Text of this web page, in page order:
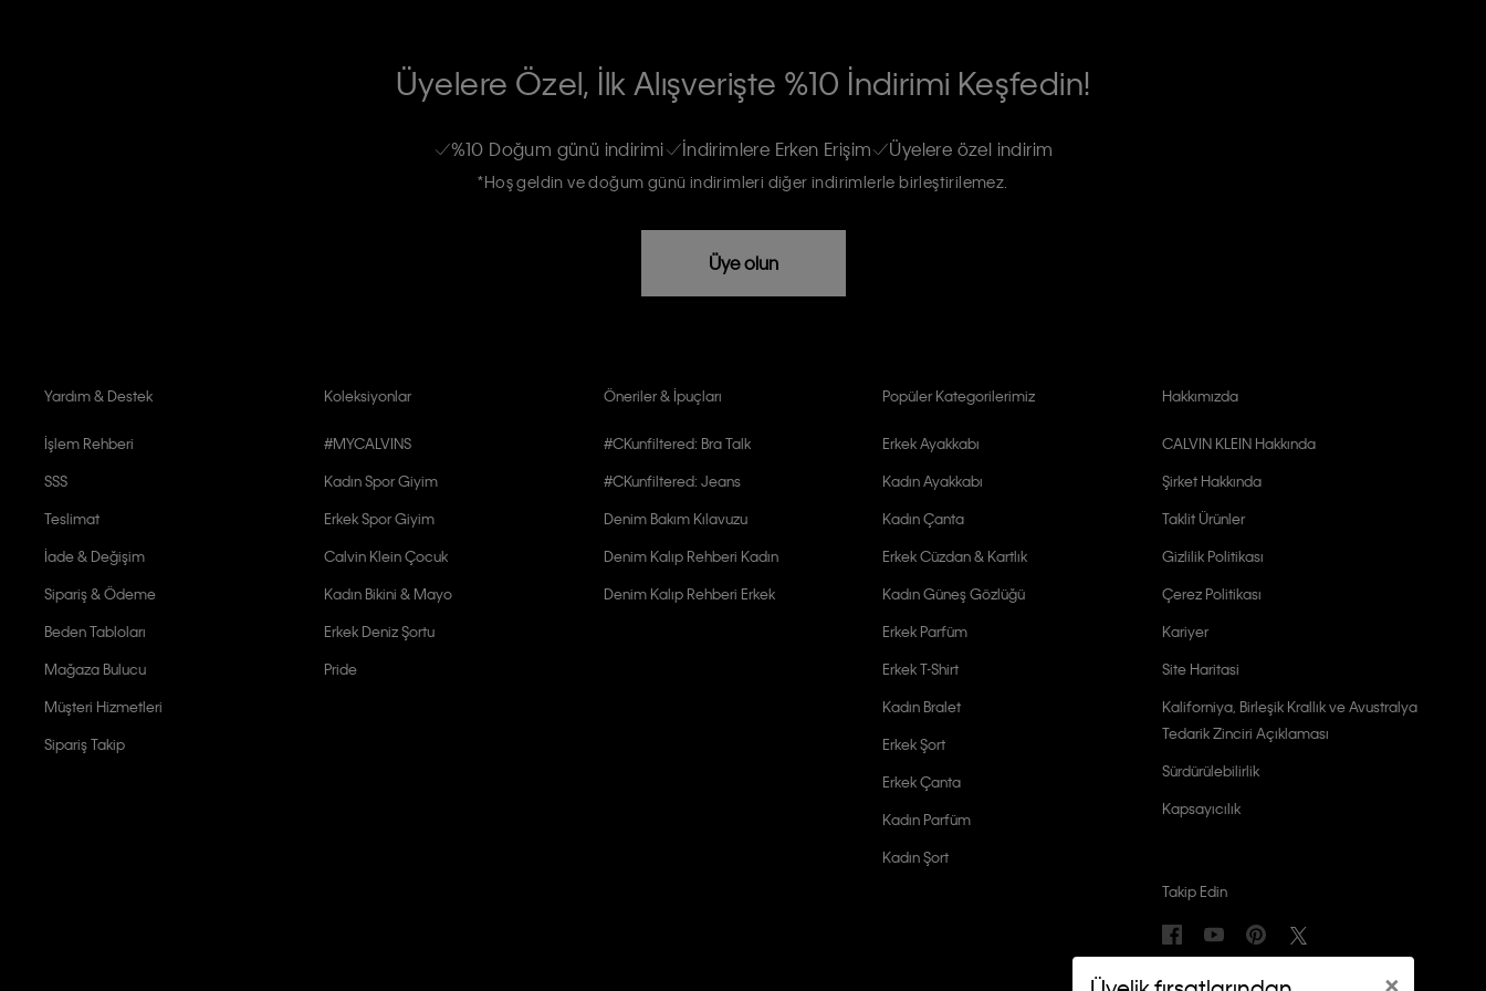
Calvin Klein e-bültenine abone olarak, kişisel verilerimin Calvin Klein tarafına gönderileceğinin ve güncel ürün,
Üyelere Özel, İlk Alışverişte %10 İndirimi Keşfedin!
%10 Doğum günü indirimi İndirimlere Erken Erişim Üyelere özel indirim
*Hoş geldin ve doğum günü indirimleri diğer indirimlerle birleştirilemez.
Üye olun
Yardım & Destek
İşlem Rehberi
SSS
Teslimat
İade & Değişim
Sipariş & Ödeme
Beden Tabloları
Mağaza Bulucu
Müşteri Hizmetleri
Sipariş Takip
Koleksiyonlar
#MYCALVINS
Kadın Spor Giyim
Erkek Spor Giyim
Calvin Klein Çocuk
Kadın Bikini & Mayo
Erkek Deniz Şortu
Pride
Öneriler & İpuçları
#CKunfiltered: Bra Talk
#CKunfiltered: Jeans
Denim Bakım Kılavuzu
Denim Kalıp Rehberi Kadın
Denim Kalıp Rehberi Erkek
Popüler Kategorilerimiz
Erkek Ayakkabı
Kadın Ayakkabı
Kadın Çanta
Erkek Cüzdan & Kartlık
Kadın Güneş Gözlüğü
Erkek Parfüm
Erkek T-Shirt
Kadın Bralet
Erkek Şort
Erkek Çanta
Kadın Parfüm
Kadın Şort
Hakkımızda
CALVIN KLEIN Hakkında
Şirket Hakkında
Taklit Ürünler
Gizlilik Politikası
Çerez Politikası
Kariyer
Site Haritasi
Kaliforniya, Birleşik Krallık ve Avustralya
Tedarik Zinciri Açıklaması
Sürdürülebilirlik
Kapsayıcılık
Takip Edin